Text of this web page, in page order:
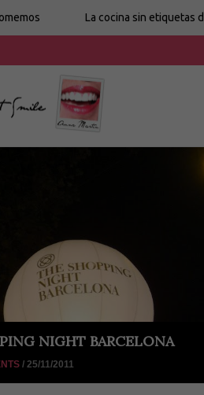
La cocina sin etiquetas de Ronit
NIGHT BARCELONA
/ 25/11/2011